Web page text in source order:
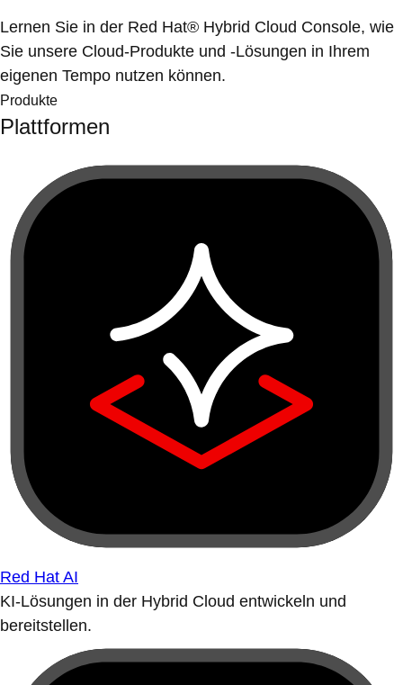
Lernen Sie in der Red Hat® Hybrid Cloud Console, wie
Sie unsere Cloud-Produkte und -Lösungen in Ihrem
eigenen Tempo nutzen können.
Produkte
Plattformen
Red Hat AI
KI-Lösungen in der Hybrid Cloud entwickeln und
bereitstellen.